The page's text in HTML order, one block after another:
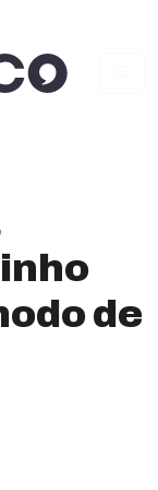
de